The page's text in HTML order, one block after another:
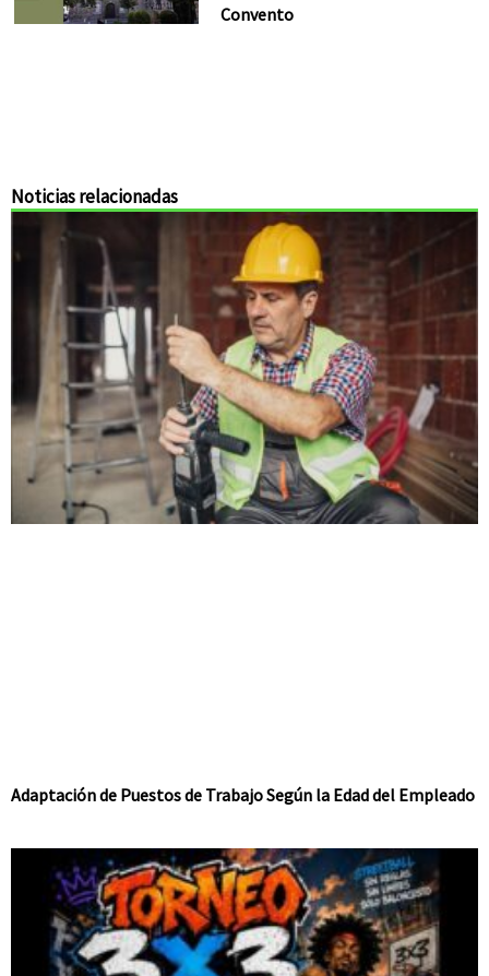
Convento
Noticias relacionadas
Adaptación de Puestos de Trabajo Según la Edad del Empleado